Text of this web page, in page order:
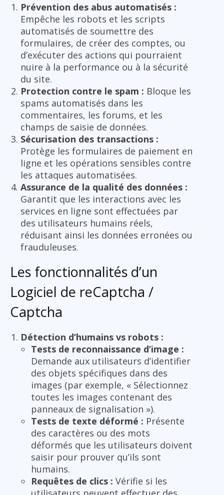
Prévention des abus automatisés :
Empêche les robots et les scripts
automatisés de soumettre des
formulaires, de créer des comptes, ou
d’exécuter des actions qui pourraient
nuire à la performance ou à la sécurité
du site.
Protection contre le spam : Bloque les
spams automatisés dans les
commentaires, les forums, et les
champs de saisie de données.
Sécurisation des transactions :
Protège les formulaires de paiement en
ligne et les opérations sensibles contre
les attaques automatisées.
Assurance de la qualité des données :
Garantit que les interactions avec les
services en ligne sont effectuées par
des utilisateurs humains réels,
réduisant ainsi les données erronées ou
frauduleuses.
Les fonctionnalités d’un
Logiciel de reCaptcha /
Captcha
Détection d’humains vs robots :
Tests de reconnaissance d’image :
Demande aux utilisateurs d’identifier
des objets spécifiques dans des
images (par exemple, « Sélectionnez
toutes les images contenant des
panneaux de signalisation »).
Tests de texte déformé : Présente
des caractères ou des mots
déformés que les utilisateurs doivent
saisir pour prouver qu’ils sont
humains.
Requêtes de clics : Vérifie si les